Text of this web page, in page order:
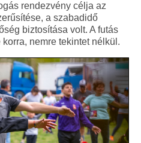
rendezvény célja az
a szabadidő
biztosítása volt. A futás
nemre tekintet nélkül.